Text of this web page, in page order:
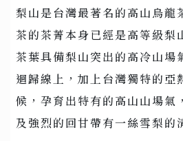
梨山是台灣最著名的高山烏龍
茶的茶菁本身已經是高等級梨
茶葉具備梨山突出的高冷山場
迴歸線上，加上台灣獨特的亞
候，孕育出特有的高山山場氣
及強烈的回甘帶有一絲雪梨的